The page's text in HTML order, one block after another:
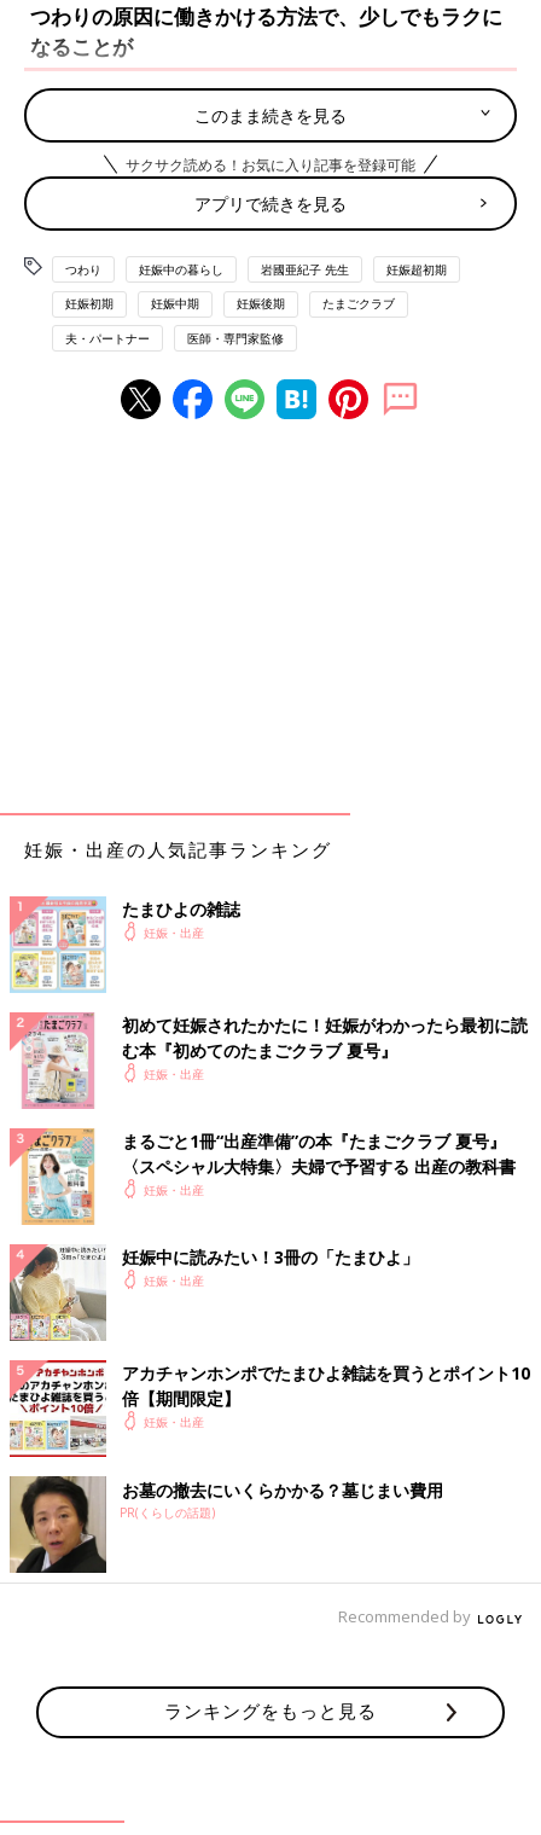
も食べる・飲むためのコツを、つわりの軽減を
護学部・岩國亜紀子先生に教えてもらいまし
た。
つわりの原因に働きかける方法で、少しでもラクに
なることが
つわりの原因はまだはっきりとわかっていませんが、妊婦さんの
体ではさまざまなホルモンが作用し、ミネラルやビタミンが不足
していることも。また、つわりのときは消化管の働きが低下して
おり、さまざまなつらい症状を引き起こします。これらに働きか
けて、少しでもつわりをラクにするコツを紹介します。
しょうがは、吐きけの軽減に効果的
しょうが摂取に関する研究は海外でも数多く行われており、つわ
りへの効果的な対処法の一つと考えられています。
しょうがの成分は弱った消化の働きを調整し、吐きけの軽減が期
待できます。おろししょうがティースプーン1杯程度を3日以上食
ミントやレモンなどのアロマオイルをかぐことで消化管の働きが
調整されてつわりが軽減するという報告が。マスクやハンカチに
※アロマオイルは、ミントやレモン、グレープフルーツ、スウィ
ートオレンジなどがおすすめ。妊娠に影響する可能性があるラベ
ンダー、ローズ、カモミールなどは避けましょう。
腹式呼吸で吐きけが落ち着く
腹式呼吸で消化管の運動が促され、食べ物の停滞が緩和し、吐き
っくりおなかを縮める気持ちで口から息を吐いて。息を吐くとき
は、吸うときの2倍の時間をかけましょう。例：3秒吸って、6秒
吐く
「内関のツボ」で消化器系の症状を軽減
このまま続きを見る
サクサク読める！お気に入り記事を登録可能
アプリで続きを見る
つわり 妊娠中の暮らし 岩國亜紀子 先生 妊娠超初期
妊娠初期 妊娠中期 妊娠後期 たまごクラブ
夫・パートナー 医師・専門家監修
妊娠・出産の人気記事ランキング
たまひよの雑誌
妊娠・出産
初めて妊娠されたかたに！妊娠がわかったら最初に読
む本『初めてのたまごクラブ 夏号』
妊娠・出産
まるごと1冊“出産準備”の本『たまごクラブ 夏号』
〈スペシャル大特集〉夫婦で予習する 出産の教科書
妊娠・出産
妊娠中に読みたい！3冊の「たまひよ」
妊娠・出産
アカチャンホンポでたまひよ雑誌を買うとポイント10
倍【期間限定】
妊娠・出産
お墓の撤去にいくらかかる？墓じまい費用
PR(くらしの話題)
Recommended by
ランキングをもっと見る